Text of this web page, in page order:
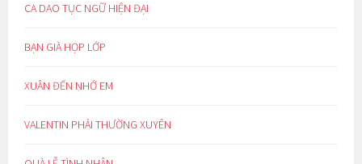
CA DAO TỤC NGỮ HIỆN ĐẠI
BẠN GIÀ HỌP LỚP
XUÂN ĐẾN NHỚ EM
VALENTIN PHẢI THƯỜNG XUYÊN